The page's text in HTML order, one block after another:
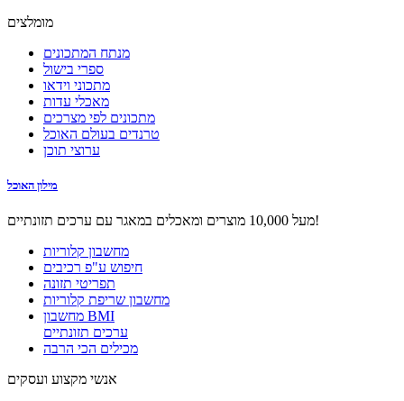
מומלצים
מנתח המתכונים
ספרי בישול
מתכוני וידאו
מאכלי עדות
מתכונים לפי מצרכים
טרנדים בעולם האוכל
ערוצי תוכן
מילון האוכל
מעל 10,000 מוצרים ומאכלים במאגר עם ערכים תזונתיים!
מחשבון קלוריות
חיפוש ע"פ רכיבים
תפריטי תזונה
מחשבון שריפת קלוריות
מחשבון BMI
ערכים תזונתיים
מכילים הכי הרבה
אנשי מקצוע ועסקים